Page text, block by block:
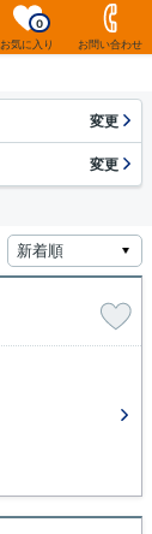
お気に入り
0
お問い合わせ
変更
変更